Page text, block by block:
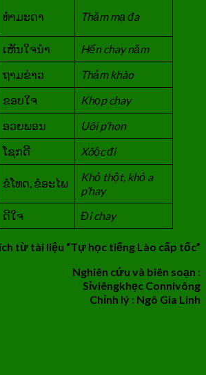
ທຳມະດາ Thăm mạ đa
ເຫັນໃຈນຳ
Hển chay năm
ຖາມຂ່າວ
Thảm khào
ຂອບໃຈ
Khọp chay
ອວຍພອນ
Uôi p’hon
ໂຊກດີ Xôộc đi
ຂໍໂທດ, ຂໍອະໄພ
Khỏ thột, khỏ a
p’hay
ດີໃຈ Đi chay
từ tài liệu “Tự học tiếng Lào cấp tốc”
Nghiên cứu và biên soạn :
Sỉviêngkhẹc Connivông
Chỉnh lý : Ngô Gia Linh